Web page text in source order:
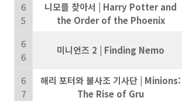
6
5
니모를 찾아서 | Harry Potter and
the Order of the Phoenix
6
6
미니언즈 2 | Finding Nemo
6
7
해리 포터와 불사조 기사단 | Minions:
The Rise of Gru